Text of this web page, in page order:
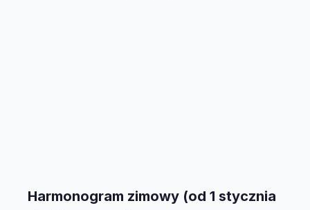
Harmonogram zimowy (od 1 stycznia